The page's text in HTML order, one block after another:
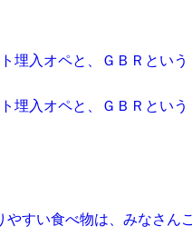
入オペと、ＧＢＲとい
入オペと、ＧＢＲとい
い食べ物は、みなさん